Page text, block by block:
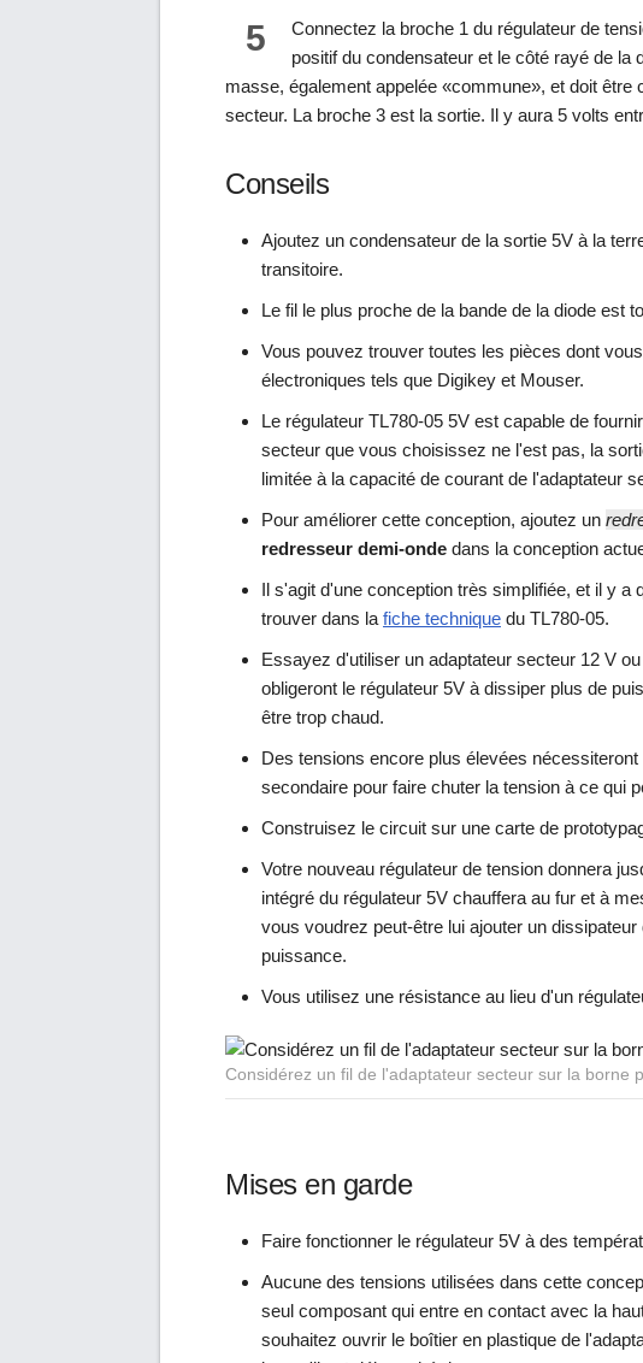
5
Connectez la broche 1 du régulateur de
positif du condensateur et le côté rayé de la
masse, également appelée «commune», et doit
secteur. La broche 3 est la sortie. Il y aura 5 volts
Conseils
Ajoutez un condensateur de la sortie 5V à la
transitoire.
Le fil le plus proche de la bande de la diode est
Vous pouvez trouver toutes les pièces dont
électroniques tels que Digikey et Mouser.
Le régulateur TL780-05 5V est capable de
secteur que vous choisissez ne l'est pas, la
limitée à la capacité de courant de l'adaptateur
Pour améliorer cette conception, ajoutez un
redresseur demi-onde dans la conception
Il s'agit d'une conception très simplifiée, et il y a
trouver dans lafiche technique du TL780-05.
Essayez d'utiliser un adaptateur secteur 12 V
obligeront le régulateur 5V à dissiper plus de
être trop chaud.
Des tensions encore plus élevées
secondaire pour faire chuter la tension à ce qui
Construisez le circuit sur une carte de
Votre nouveau régulateur de tension donnera
intégré du régulateur 5V chauffera au fur et à
vous voudrez peut-être lui ajouter un
puissance.
Vous utilisez une résistance au lieu d'un
Considérez un fil de l'adaptateur secteur sur la borne
Mises en garde
Faire fonctionner le régulateur 5V à des
Aucune des tensions utilisées dans cette
seul composant qui entre en contact avec la
souhaitez ouvrir le boîtier en plastique de